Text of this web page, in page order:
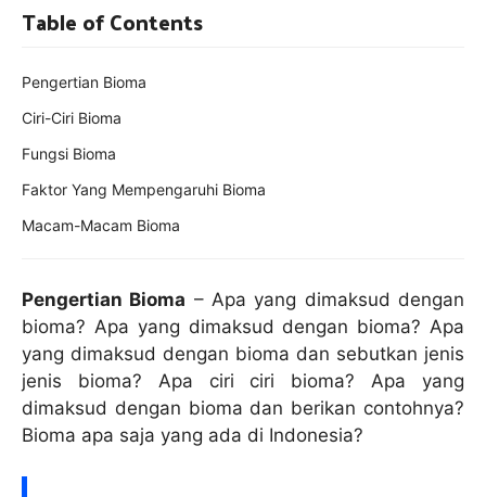
Pengertian Bioma – Apa yang dimaksud dengan
bioma? Apa yang dimaksud dengan bioma? Apa
yang dimaksud dengan bioma dan sebutkan jenis
jenis bioma? Apa ciri ciri bioma? Apa yang
dimaksud dengan bioma dan berikan contohnya?
Bioma apa saja yang ada di Indonesia?
Table of Contents
Pengertian Bioma
Ciri-Ciri Bioma
Fungsi Bioma
Faktor Yang Mempengaruhi Bioma
Macam-Macam Bioma